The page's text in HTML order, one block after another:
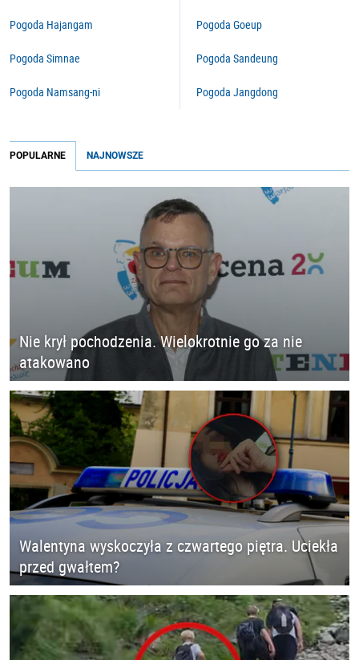
Pogoda Hajangam
Pogoda Simnae
Pogoda Namsang-ni
Pogoda Goeup
Pogoda Sandeung
Pogoda Jangdong
POPULARNE NAJNOWSZE
Nie krył pochodzenia. Wielokrotnie go za nie
atakowano
Walentyna wyskoczyła z czwartego piętra. Uciekła
przed gwałtem?